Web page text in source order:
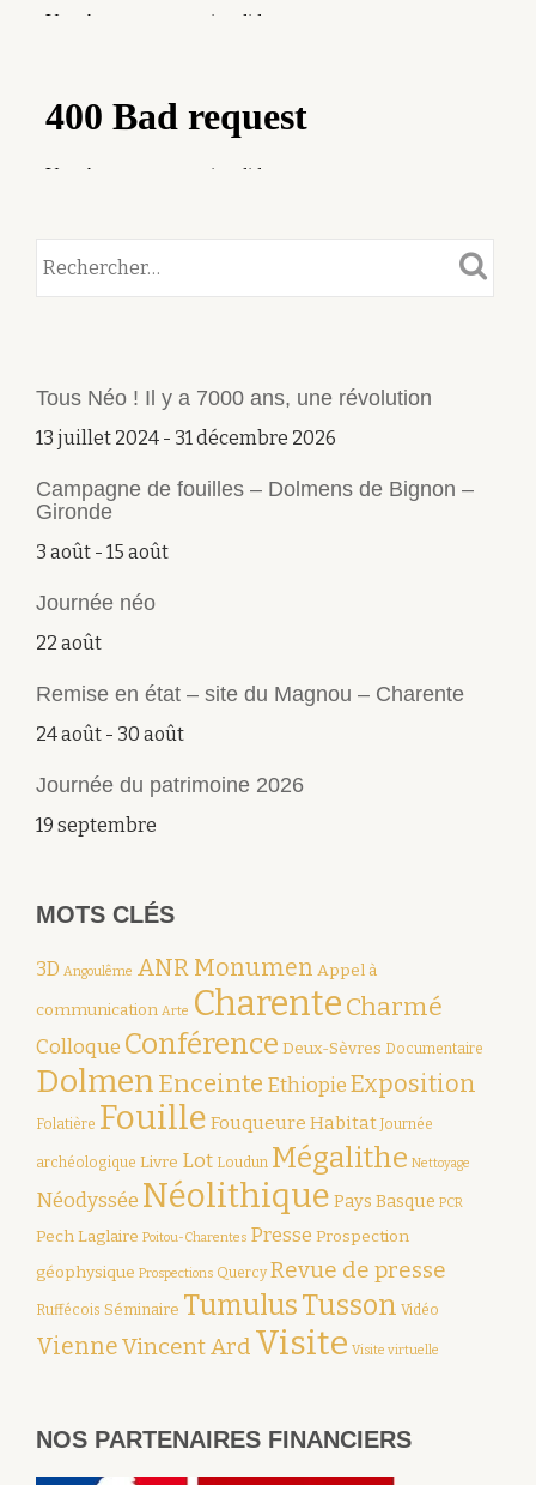
Tous Néo ! Il y a 7000 ans, une révolution
13 juillet 2024 - 31 décembre 2026
Campagne de fouilles – Dolmens de Bignon –
Gironde
3 août - 15 août
Journée néo
22 août
Remise en état – site du Magnou – Charente
24 août - 30 août
Journée du patrimoine 2026
19 septembre
MOTS CLÉS
3D Angoulême ANR Monumen Appel à
communication Arte CharenteCharmé
Colloque Conférence Deux-Sèvres Documentaire
Dolmen Enceinte Ethiopie Exposition
Folatière Fouille Fouqueure Habitat Journée
archéologique Livre Lot Loudun Mégalithe Nettoyage
Néodyssée Néolithique Pays Basque PCR
Pech Laglaire Poitou-Charentes Presse Prospection
géophysique Prospections Quercy Revue de presse
Ruffécois Séminaire TumulusTusson Vidéo
VienneVincent Ard Visite Visite virtuelle
NOS PARTENAIRES FINANCIERS